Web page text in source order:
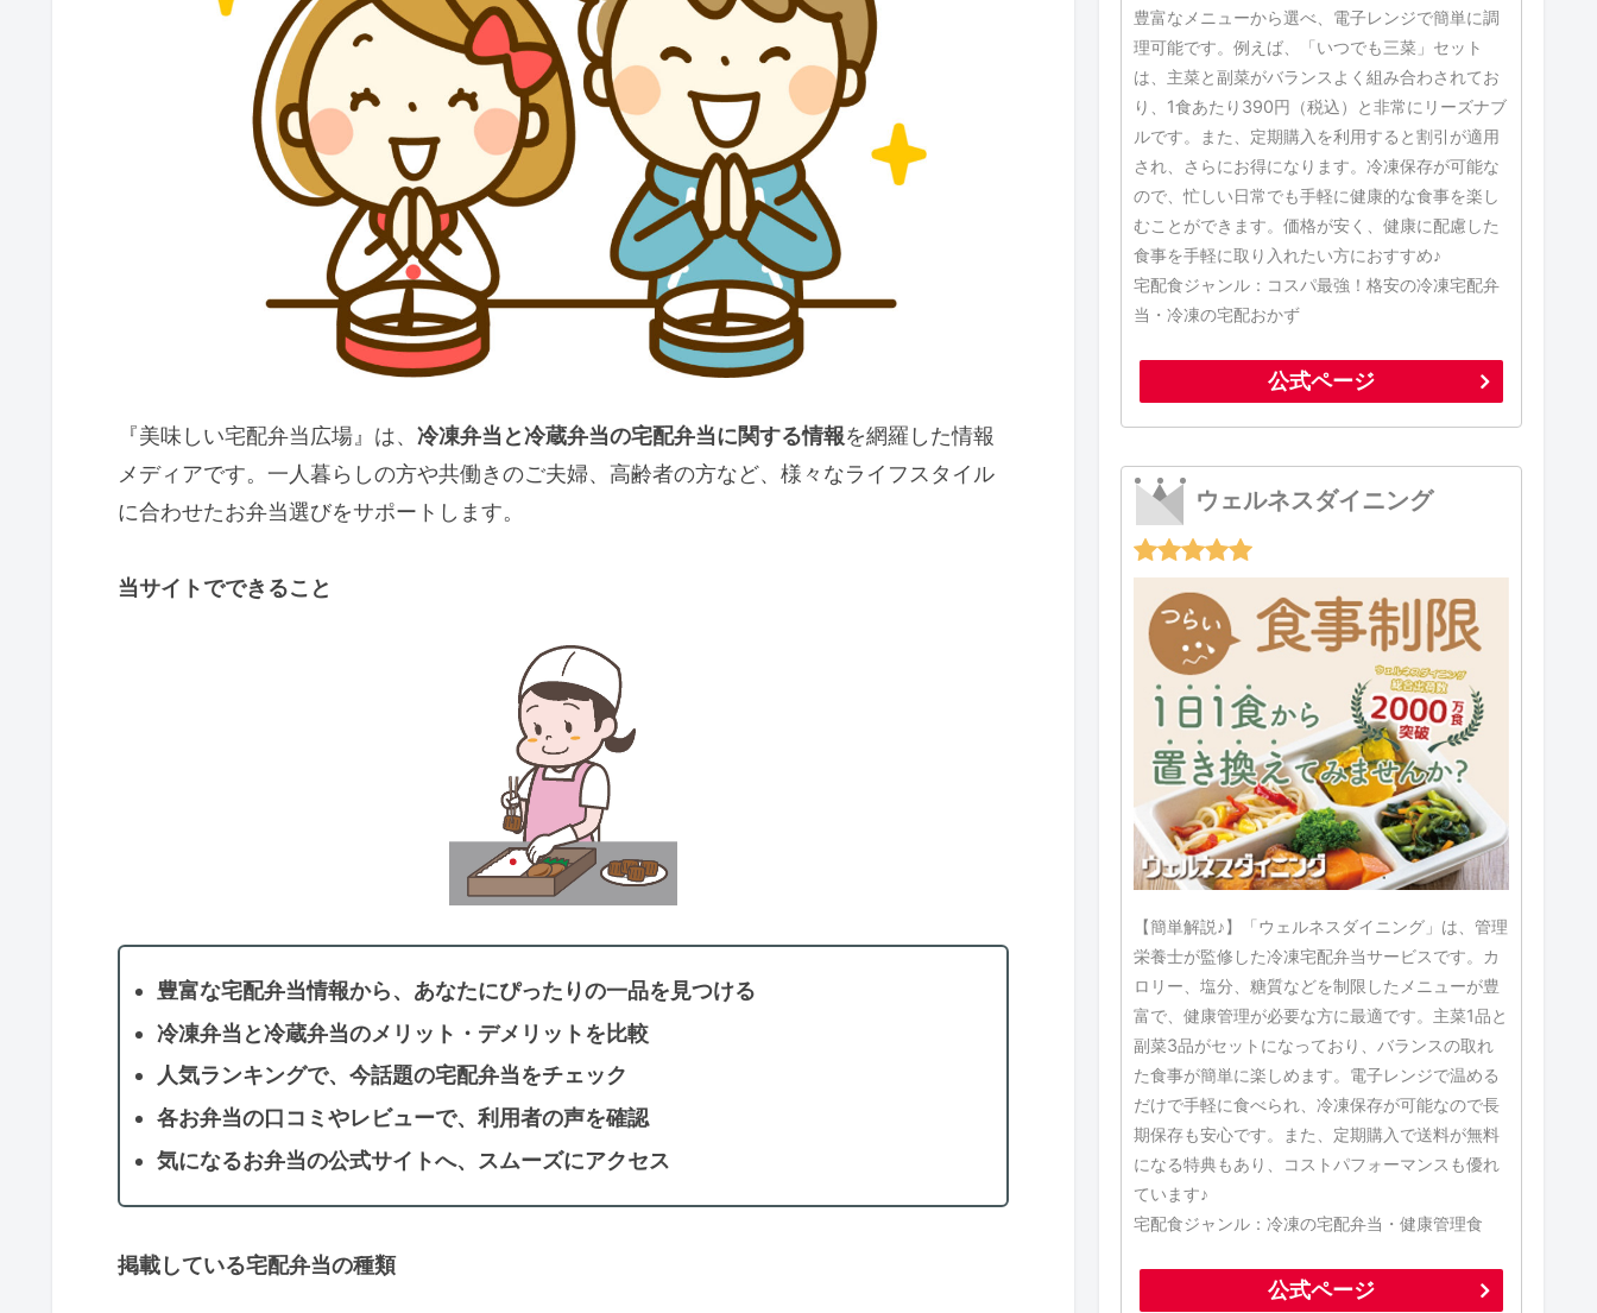
『美味しい宅配弁当広場』は、 冷凍弁当と冷蔵弁当の宅配弁当に関する情報を網羅した情報
メディアです。一人暮らしの方や共働きのご夫婦、高齢者の方など、様々なライフスタイル
に合わせたお弁当選びをサポートします。
当サイトでできること
豊富な宅配弁当情報から、あなたにぴったりの一品を見つける
冷凍弁当と冷蔵弁当のメリット・デメリットを比較
人気ランキングで、今話題の宅配弁当をチェック
各お弁当の口コミやレビューで、利用者の声を確認
気になるお弁当の公式サイトへ、スムーズにアクセス
掲載している宅配弁当の種類
豊富なメニューから選べ、電子レンジで簡単に調
理可能です。例えば、「いつでも三菜」セット
は、主菜と副菜がバランスよく組み合わされてお
り、1食あたり390円（税込）と非常にリーズナブ
ルです。また、定期購入を利用すると割引が適用
され、さらにお得になります。冷凍保存が可能な
ので、忙しい日常でも手軽に健康的な食事を楽し
むことができます。価格が安く、健康に配慮した
食事を手軽に取り入れたい方におすすめ♪
宅配食ジャンル：コスパ最強！格安の冷凍宅配弁
当・冷凍の宅配おかず
公式ページ
ウェルネスダイニング
【簡単解説♪】「ウェルネスダイニング」は、管理
栄養士が監修した冷凍宅配弁当サービスです。カ
ロリー、塩分、糖質などを制限したメニューが豊
富で、健康管理が必要な方に最適です。主菜1品と
副菜3品がセットになっており、バランスの取れ
た食事が簡単に楽しめます。電子レンジで温める
だけで手軽に食べられ、冷凍保存が可能なので長
期保存も安心です。また、定期購入で送料が無料
になる特典もあり、コストパフォーマンスも優れ
ています♪
宅配食ジャンル：冷凍の宅配弁当・健康管理食
公式ページ